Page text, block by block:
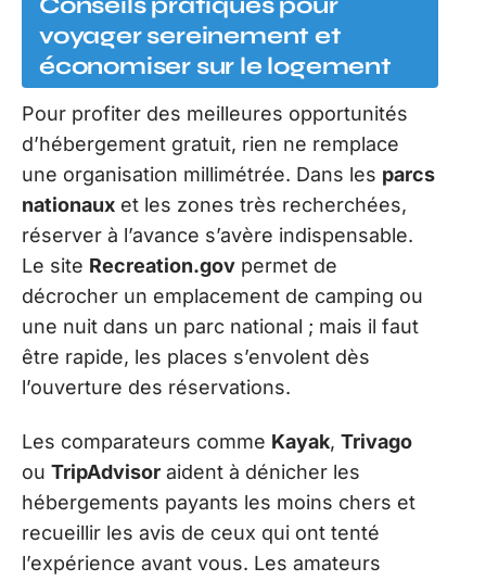
voyager sereinement et
économiser sur le logement
Pour profiter des meilleures opportunités
d’hébergement gratuit, rien ne remplace
une organisation millimétrée. Dans les parcs
nationaux et les zones très recherchées,
réserver à l’avance s’avère indispensable.
Le site Recreation.gov permet de
décrocher un emplacement de camping ou
une nuit dans un parc national ; mais il faut
être rapide, les places s’envolent dès
l’ouverture des réservations.
Les comparateurs comme Kayak, Trivago
ou TripAdvisor aident à dénicher les
hébergements payants les moins chers et
recueillir les avis de ceux qui ont tenté
l’expérience avant vous. Les amateurs